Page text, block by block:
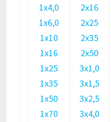
1х4,0
1х6,0
1х10
1х16
1х25
1х35
1х50
1х70
2х16
2х25
2х35
2х50
3х1,0
3х1,5
3х2,5
3х4,0